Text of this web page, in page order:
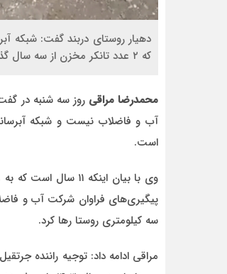
که ۲ عدد تانکر مخزن از سه سال گذشته تاکنون بلاتکلیف و رها مانده است.
محمدرضا مراقی روز سه شنبه در
است.
وی با بیان اینکه
سه کیلومتری روستا رها کرد.
مراقی ادامه داد: توجیه راننده
احمد
موضوع مدیر و مدیریت
وقتی هر فردی با هر تحصیلات